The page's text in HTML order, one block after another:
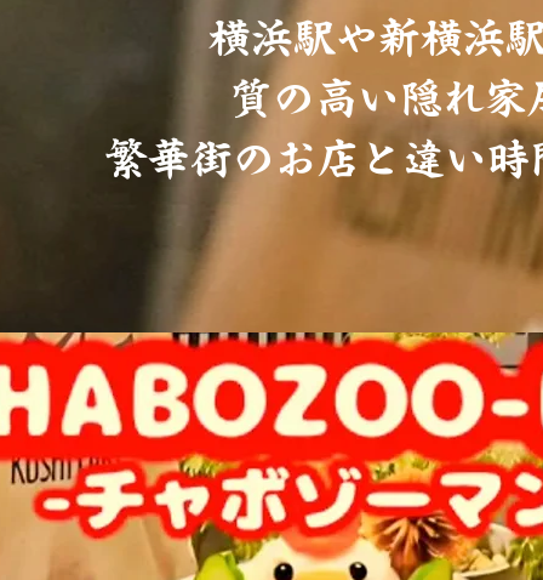
横浜駅や新横浜
質の高い隠れ家
繁華街のお店と違い